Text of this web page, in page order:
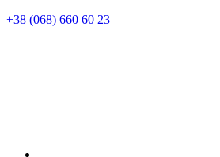
+38 (068) 660 60 23